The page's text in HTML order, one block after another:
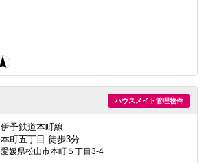
ハウスメイト管理物件
伊予鉄道本町線
本町五丁目 徒歩3分
愛媛県松山市本町５丁目3-4